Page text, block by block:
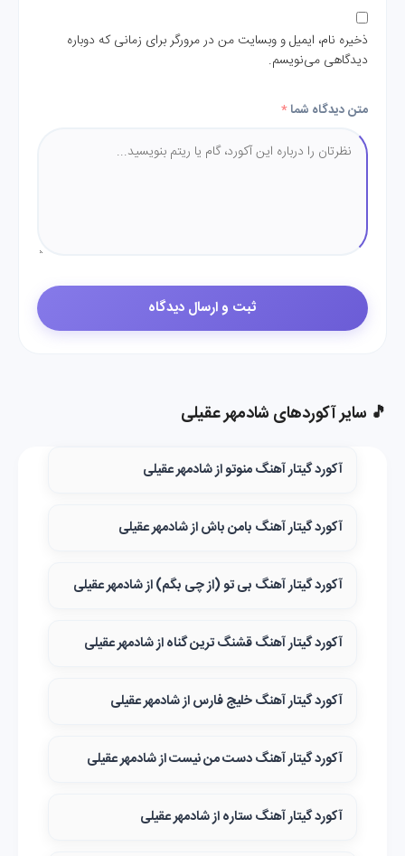
ذخیره نام، ایمیل و وبسایت من در مرورگر برای زمانی که دوباره
دیدگاهی می‌نویسم.
متن دیدگاه شما*
🎵 سایر آکوردهای شادمهر عقیلی
آکورد گیتار آهنگ منوتو از شادمهر عقیلی
آکورد گیتار آهنگ بامن باش از شادمهر عقیلی
آکورد گیتار آهنگ بی تو (از چی بگم) از شادمهر عقیلی
آکورد گیتار آهنگ قشنگ‌ ترین گناه از شادمهر عقیلی
آکورد گیتار آهنگ خلیج فارس از شادمهر عقیلی
آکورد گیتار آهنگ دست من نیست از شادمهر عقیلی
آکورد گیتار آهنگ ستاره از شادمهر عقیلی